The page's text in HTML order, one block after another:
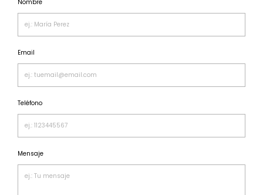
Nombre
Email
Teléfono
Mensaje